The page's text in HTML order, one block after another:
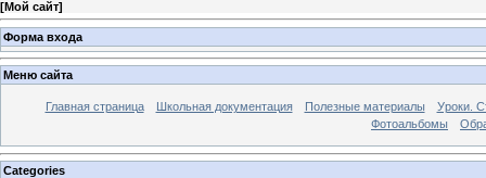
[Мой сайт]
Форма входа
Меню сайта
Главная страница Школьная документация Полезные материалы
Уроки.
Фотоальбомы
Categories